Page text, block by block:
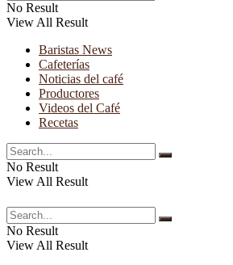
No Result
View All Result
Baristas News
Cafeterías
Noticias del café
Productores
Videos del Café
Recetas
No Result
View All Result
No Result
View All Result